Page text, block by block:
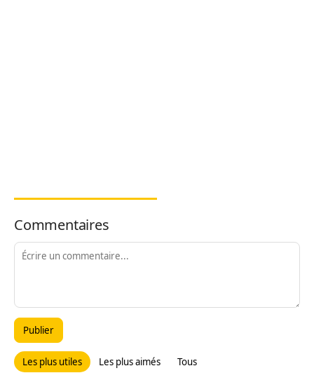
Commentaires
Publier
Les plus utiles Les plus aimés Tous